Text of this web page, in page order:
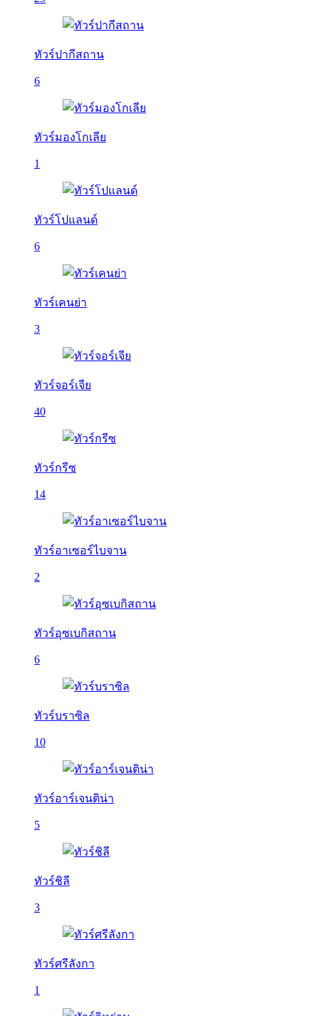
ทัวร์ปากีสถาน
6
ทัวร์มองโกเลีย
1
ทัวร์โปแลนด์
6
ทัวร์เคนย่า
3
ทัวร์จอร์เจีย
40
ทัวร์กรีซ
14
ทัวร์อาเซอร์ไบจาน
2
ทัวร์อุซเบกิสถาน
6
ทัวร์บราซิล
10
ทัวร์อาร์เจนติน่า
5
ทัวร์ชิลี
3
ทัวร์ศรีลังกา
1